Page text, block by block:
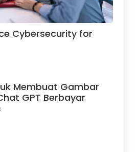
Cybersecurity for
Membuat Gambar
GPT Berbayar